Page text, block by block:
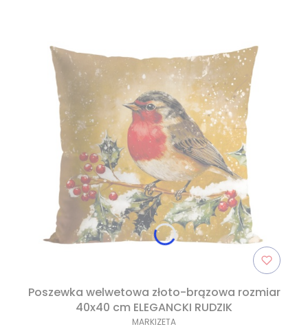
Poszewka welwetowa złoto-brązowa rozmiar
40x40 cm ELEGANCKI RUDZIK
MARKIZETA